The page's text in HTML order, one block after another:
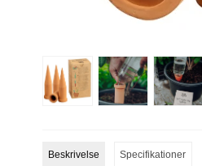
Beskrivelse Specifikationer